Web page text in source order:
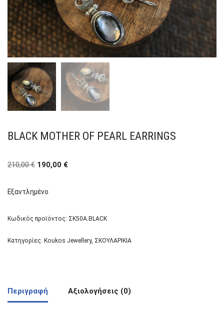
BLACK MOTHER OF PEARL EARRINGS
210,00€ 190,00 €
Εξαντλημένο
Κωδικός προϊόντος: ΣΚ50Α.BLACK
Κατηγορίες: Koukos Jewellery, ΣΚΟΥΛΑΡΙΚΙΑ
Περιγραφή Αξιολογήσεις (0)